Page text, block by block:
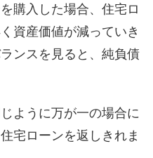
購入した場合、住宅ロ
資産価値が減っていき
ンスを見ると、純負債
ように万が一の場合に
宅ローンを返しきれま